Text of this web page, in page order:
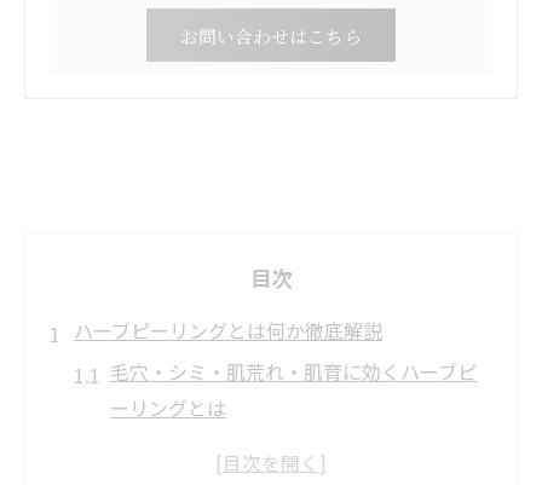
お問い合わせはこちら
目次
ハーブピーリングとは何か徹底解説
毛穴・シミ・肌荒れ・肌育に効くハーブピ
ーリングとは
岡山で注目のハーブピーリング基本知識